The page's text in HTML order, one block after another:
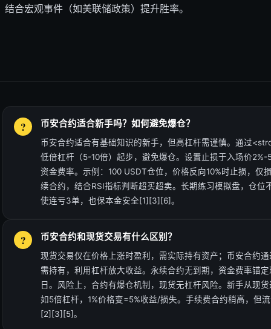
合宏观事件（如美联储政策）提升胜率。
币安合约适合新手吗？如何避免爆仓？
币安合约适合有基础知识的新手，但高杠杆需谨慎。通过
低倍杠杆（5-10倍）起步，避免爆仓。设置止损于入场价2%-
资金费率。示例：100 USDT仓位，价格反向10%时止损，仅
续合约，结合RSI指标判断超买超卖。长期练习模拟盘，仓位
使连亏3单，也保本金安全[1][3][6]。
币安合约和现货交易有什么区别？
现货交易仅在价格上涨时盈利，需实际持有资产；币安合约
需持有，利用杠杆放大收益。永续合约无到期，资金费率锚
日。风险上，合约有爆仓机制，现货无杠杆风险。新手从现
如5倍杠杆，1%价格变=5%收益/损失。手续费合约稍高，但
[2][3][5]。